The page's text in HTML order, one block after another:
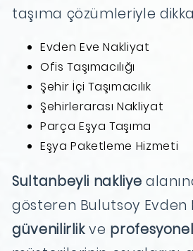
taşıma çözümleriyle
Evden Eve Nakliyat
Ofis Taşımacılığı
Şehir İçi Taşımacılık
Şehirlerarası Nakliyat
Parça Eşya Taşıma
Eşya Paketleme Hizmeti
Sultanbeyli nakliye
gösteren Bulutsoy Evden
güvenilirlikve